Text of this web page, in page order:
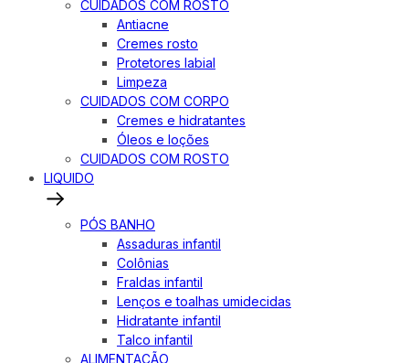
CUIDADOS COM ROSTO
Antiacne
Cremes rosto
Protetores labial
Limpeza
CUIDADOS COM CORPO
Cremes e hidratantes
Óleos e loções
CUIDADOS COM ROSTO
LIQUIDO
PÓS BANHO
Assaduras infantil
Colônias
Fraldas infantil
Lenços e toalhas umidecidas
Hidratante infantil
Talco infantil
ALIMENTAÇÃO